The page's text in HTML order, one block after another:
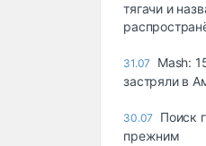
тягачи и
31.07
Mash:
застряли в
30.07
Поиск
прежним